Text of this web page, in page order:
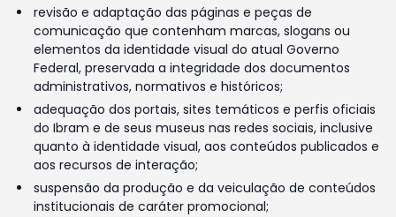
revisão e adaptação das páginas e peças de
comunicação que contenham marcas, slogans ou
elementos da identidade visual do atual Governo
Federal, preservada a integridade dos documentos
administrativos, normativos e históricos;
adequação dos portais, sites temáticos e perfis oficiais
do Ibram e de seus museus nas redes sociais, inclusive
quanto à identidade visual, aos conteúdos publicados e
aos recursos de interação;
suspensão da produção e da veiculação de conteúdos
institucionais de caráter promocional;